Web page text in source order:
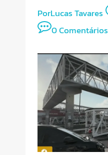
PorLucas Tavares
0 Comentários